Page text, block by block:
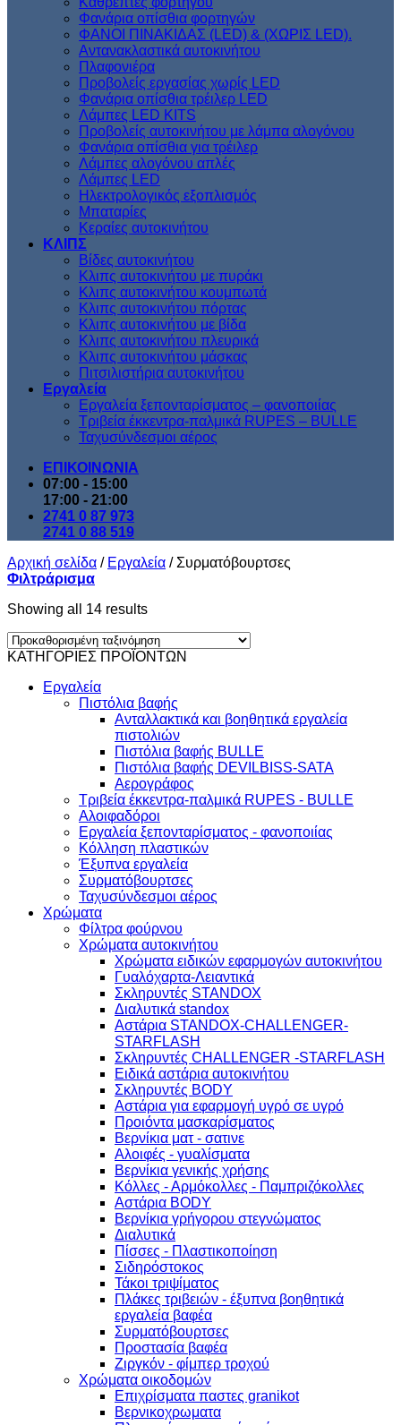
Φανάρια οπίσθια φορτηγών
ΦΑΝΟΙ ΠΙΝΑΚΙΔΑΣ (LED) & (XΩΡΙΣ LED).
Aντανακλαστικά αυτοκινήτου
Πλαφονιέρα
Προβολείς εργασίας χωρίς LED
Φανάρια οπίσθια τρέιλερ LED
Λάμπες LED KITS
Προβολείς αυτοκινήτου με λάμπα αλογόνου
Φανάρια οπίσθια για τρέιλερ
Λάμπες αλογόνου απλές
Λάμπες LED
Ηλεκτρολογικός εξοπλισμός
Μπαταρίες
Κεραίες αυτοκινήτου
ΚΛΙΠΣ
Βίδες αυτοκινήτου
Kλιπς αυτοκινήτου με πυράκι
Kλιπς αυτοκινήτου κουμπωτά
Κλιπς αυτοκινήτου πόρτας
Κλιπς αυτοκινήτου με βίδα
Kλιπς αυτοκινήτου πλευρικά
Kλιπς αυτοκινήτου μάσκας
Πιτσιλιστήρια αυτοκινήτου
Εργαλεία
Εργαλεία ξεπονταρίσματος – φανοποιίας
Τριβεία έκκεντρα-παλμικά RUPES – BULLE
Ταχυσύνδεσμοι αέρος
ΕΠΙΚΟΙΝΩΝΙΑ
07:00 - 15:00
17:00 - 21:00
2741 0 87 973
2741 0 88 519
Αρχική σελίδα / Εργαλεία /Συρματόβουρτσες
Φιλτράρισμα
Showing all 14 results
ΚΑΤΗΓΟΡΙΕΣ ΠΡΟΪΟΝΤΩΝ
Εργαλεία
Πιστόλια βαφής
Ανταλλακτικά και βοηθητικά εργαλεία
πιστολιών
Πιστόλια βαφής BULLE
Πιστόλια βαφής DEVILBISS-SATA
Αερογράφος
Τριβεία έκκεντρα-παλμικά RUPES - BULLE
Αλοιφαδόροι
Εργαλεία ξεπονταρίσματος - φανοποιίας
Κόλληση πλαστικών
Έξυπνα εργαλεία
Συρματόβουρτσες
Ταχυσύνδεσμοι αέρος
Χρώματα
Φίλτρα φούρνου
Χρώματα αυτοκινήτου
Xρώματα ειδικών εφαρμογών αυτοκινήτου
Γυαλόχαρτα-Λειαντικά
Σκληρυντές STANDOX
Διαλυτικά standox
Αστάρια STANDOX-CHALLENGER-
STARFLASH
Σκληρυντές CHALLENGER -STARFLASH
Ειδικά αστάρια αυτοκινήτου
Σκληρυντές BODY
Αστάρια για εφαρμογή υγρό σε υγρό
Προιόντα μασκαρίσματος
Βερνίκια ματ - σατινε
Aλοιφές - γυαλίσματα
Bερνίκια γενικής χρήσης
Κόλλες - Αρμόκολλες - Παμπριζόκολλες
Αστάρια BODY
Βερνίκια γρήγορου στεγνώματος
Διαλυτικά
Πίσσες - Πλαστικοποίηση
Σιδηρόστοκος
Τάκοι τριψίματος
Πλάκες τριβειών - έξυπνα βοηθητικά
εργαλεία βαφέα
Συρματόβουρτσες
Προστασία βαφέα
Ζιργκόν - φίμπερ τροχού
Χρώματα οικοδομών
Επιχρίσματα παστες granikot
Βερνικοχρωματα